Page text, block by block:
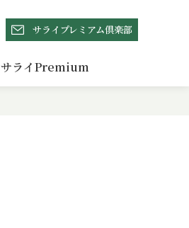
サライプレミアム倶楽部
サライPremium